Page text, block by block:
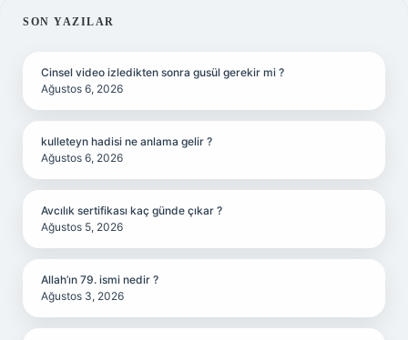
SIDEBAR
SON YAZILAR
Cinsel video izledikten sonra gusül gerekir mi ?
Ağustos 6, 2026
kulleteyn hadisi ne anlama gelir ?
Ağustos 6, 2026
Avcılık sertifikası kaç günde çıkar ?
Ağustos 5, 2026
Allah’ın 79. ismi nedir ?
Ağustos 3, 2026